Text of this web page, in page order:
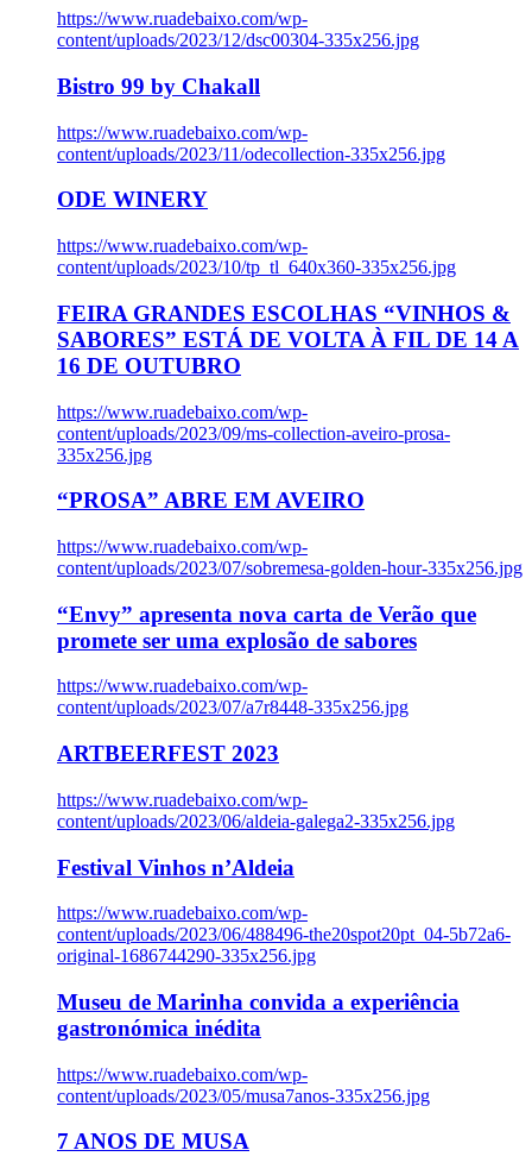
https://www.ruadebaixo.com/wp-
content/uploads/2023/12/dsc00304-335x256.jpg
Bistro 99 by Chakall
https://www.ruadebaixo.com/wp-
content/uploads/2023/11/odecollection-335x256.jpg
ODE WINERY
https://www.ruadebaixo.com/wp-
content/uploads/2023/10/tp_tl_640x360-335x256.jpg
FEIRA GRANDES ESCOLHAS “VINHOS &
SABORES” ESTÁ DE VOLTA À FIL DE 14 A
16 DE OUTUBRO
https://www.ruadebaixo.com/wp-
content/uploads/2023/09/ms-collection-aveiro-prosa-
335x256.jpg
“PROSA” ABRE EM AVEIRO
https://www.ruadebaixo.com/wp-
content/uploads/2023/07/sobremesa-golden-hour-335x256.jpg
“Envy” apresenta nova carta de Verão que
promete ser uma explosão de sabores
https://www.ruadebaixo.com/wp-
content/uploads/2023/07/a7r8448-335x256.jpg
ARTBEERFEST 2023
https://www.ruadebaixo.com/wp-
content/uploads/2023/06/aldeia-galega2-335x256.jpg
Festival Vinhos n’Aldeia
https://www.ruadebaixo.com/wp-
content/uploads/2023/06/488496-the20spot20pt_04-5b72a6-
original-1686744290-335x256.jpg
Museu de Marinha convida a experiência
gastronómica inédita
https://www.ruadebaixo.com/wp-
content/uploads/2023/05/musa7anos-335x256.jpg
7 ANOS DE MUSA